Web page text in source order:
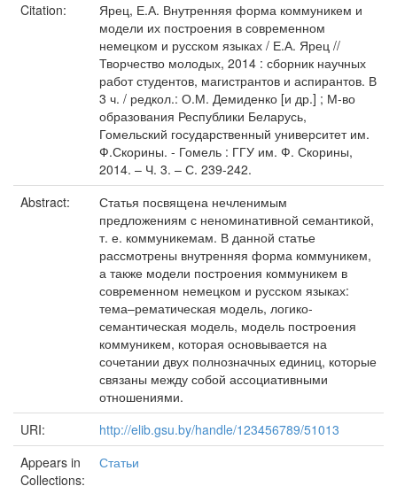
Citation:
Ярец, Е.А. Внутренняя форма коммуникем и
модели их построения в современном
немецком и русском языках / Е.А. Ярец //
Творчество молодых, 2014 : сборник научных
работ студентов, магистрантов и аспирантов. В
3 ч. / редкол.: О.М. Демиденко [и др.] ; М-во
образования Республики Беларусь,
Гомельский государственный университет им.
Ф.Скорины. - Гомель : ГГУ им. Ф. Скорины,
2014. – Ч. 3. – С. 239-242.
Abstract:
Статья посвящена нечленимым
предложениям с неноминативной семантикой,
т. е. коммуникемам. В данной статье
рассмотрены внутренняя форма коммуникем,
а также модели построения коммуникем в
современном немецком и русском языках:
тема–рематическая модель, логико-
семантическая модель, модель построения
коммуникем, которая основывается на
сочетании двух полнозначных единиц, которые
связаны между собой ассоциативными
отношениями.
URI:
http://elib.gsu.by/handle/123456789/51013
Appears in
Collections:
Статьи